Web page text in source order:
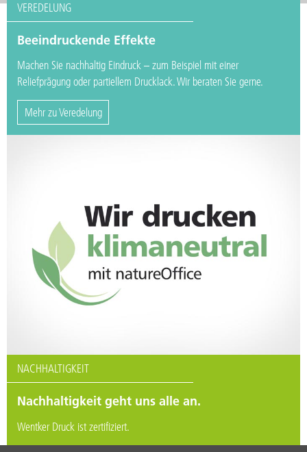
VEREDELUNG
Beeindruckende Effekte
Machen Sie nachhaltig Eindruck – zum Beispiel mit einer
Reliefprägung oder partiellem Drucklack. Wir beraten Sie gerne.
Mehr zu Veredelung
NACHHALTIGKEIT
Nachhaltigkeit geht uns alle an.
Wentker Druck ist zertifiziert.